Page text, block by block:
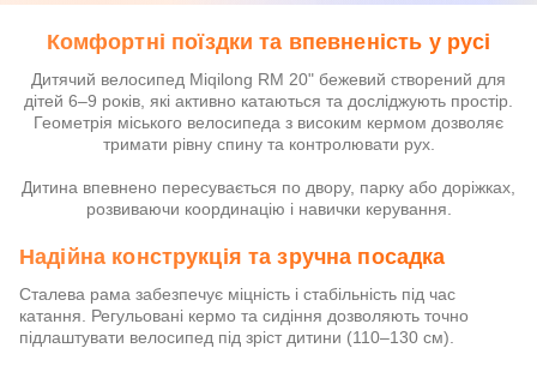
Комфортні поїздки та впевненість у русі
Дитячий велосипед Miqilong RM 20" бежевий створений для
дітей 6–9 років, які активно катаються та досліджують простір.
Геометрія міського велосипеда з високим кермом дозволяє
тримати рівну спину та контролювати рух.
Дитина впевнено пересувається по двору, парку або доріжках,
розвиваючи координацію і навички керування.
Надійна конструкція та зручна посадка
Сталева рама забезпечує міцність і стабільність під час
катання. Регульовані кермо та сидіння дозволяють точно
підлаштувати велосипед під зріст дитини (110–130 см).